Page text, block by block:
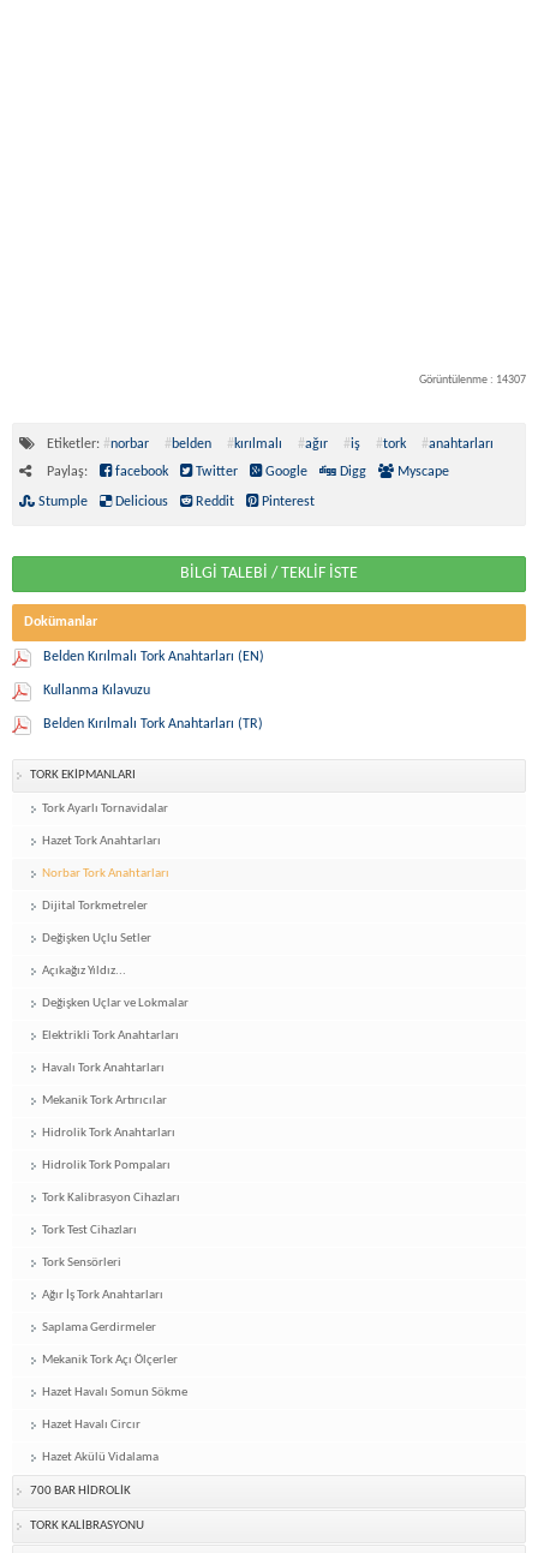
Görüntülenme : 14307
Etiketler: #norbar #belden #kırılmalı #ağır #iş #tork #anahtarları
Paylaş:
facebook Twitter Google Digg Myscape
Stumple Delicious Reddit Pinterest
BİLGİ TALEBİ / TEKLİF İSTE
Dokümanlar
Belden Kırılmalı Tork Anahtarları (EN)
Kullanma Kılavuzu
Belden Kırılmalı Tork Anahtarları (TR)
TORK EKİPMANLARI
Tork Ayarlı Tornavidalar
Hazet Tork Anahtarları
Norbar Tork Anahtarları
Dijital Torkmetreler
Değişken Uçlu Setler
Açıkağız Yıldız...
Değişken Uçlar ve Lokmalar
Elektrikli Tork Anahtarları
Havalı Tork Anahtarları
Mekanik Tork Artırıcılar
Hidrolik Tork Anahtarları
Hidrolik Tork Pompaları
Tork Kalibrasyon Cihazları
Tork Test Cihazları
Tork Sensörleri
Ağır İş Tork Anahtarları
Saplama Gerdirmeler
Mekanik Tork Açı Ölçerler
Hazet Havalı Somun Sökme
Hazet Havalı Circır
Hazet Akülü Vidalama
700 BAR HİDROLİK
TORK KALİBRASYONU